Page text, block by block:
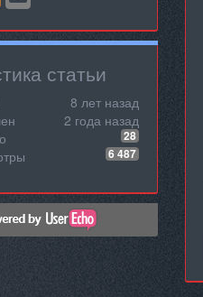
статьи
8 лет назад
2 года назад
28
6 487